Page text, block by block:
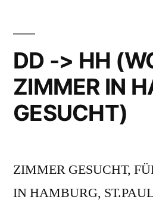
DD -> HH
ZIMMER IN
GESUCHT)
ZIMMER GESUCHT,
IN HAMBURG,